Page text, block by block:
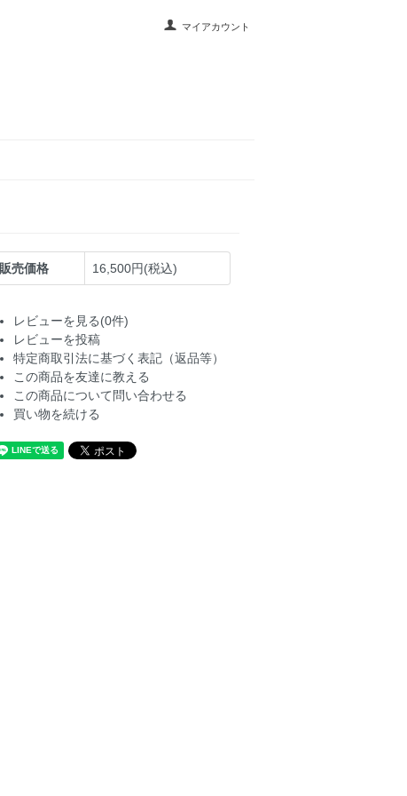
マイアカウント
販売価格 16,500円(税込)
レビューを見る(0件)
レビューを投稿
特定商取引法に基づく表記（返品等）
この商品を友達に教える
この商品について問い合わせる
買い物を続ける